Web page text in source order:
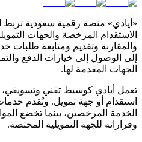
«أيادي» منصة رقمية سعودية تربط
الاستقدام المرخصة والجهات
والمقارنة وتقديم ومتابعة طلبات
إلى الوصول إلى خيارات الدفع
الجهات المقدمة لها.
تعمل أيادي كوسيط تقني
استقدام أو جهة تمويل. وتُقدم
الخدمة المرخصين، بينما تخضع
وقراراته للجهة التمويلية المختصة.